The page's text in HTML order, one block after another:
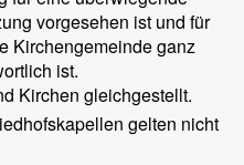
vorgesehen ist und für
Kirchengemeinde ganz
ist.
Kirchen gleichgestellt.
gelten nicht